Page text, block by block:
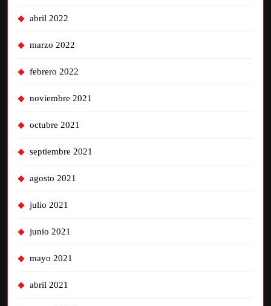
abril 2022
marzo 2022
febrero 2022
noviembre 2021
octubre 2021
septiembre 2021
agosto 2021
julio 2021
junio 2021
mayo 2021
abril 2021